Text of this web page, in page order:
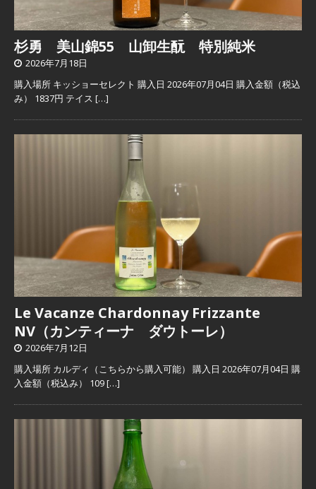
杉勇 美山錦55 山卸生酛 特別純米
2026年7月18日
購入場所 キッショーセレクト 購入日 2026年07月04日 購入金額（税込
み） 1837円 テイス […]
Le Vacanze Chardonnay Frizzante
NV（カンティーナ ダウトーレ）
2026年7月12日
購入場所 カルディ（こちらから購入可能） 購入日 2026年07月04日 購
入金額（税込み） 109[…]